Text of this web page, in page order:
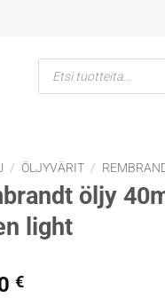
Products
search
/ ÖLJYVÄRIT /
öljy
light
€